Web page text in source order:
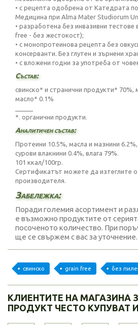
• с рецепта одобрена от Катедрата
Медицина при Alma Mater Studiorum
• разработена без инвазивни
free - без жестокост);
• с монопротеинова рецепта без
консерванти. Без глутен и зърнени
• с вложени годни за употреба от
Състав:
свинско* и странични продукти* 70%,
масло* 0.1%
*. органични продукти.
Аналитичен състав:
Протеини 10.5%, масла и мазнини
сурови влакнини 0.4%, влага 79%.
101 ккал/100гр.
Сертификатът можете да изтеглите
производителя.
Забележка:
Поради големия асортимент и
е възможно продуктите от
посоченото количество. При
ще се свържем с вас за уточнение.
свинско grain free без
КЛИЕНТИТЕ НА МАГАЗИНА
ПРОДУКТ ЧЕСТО КУПУВАТ